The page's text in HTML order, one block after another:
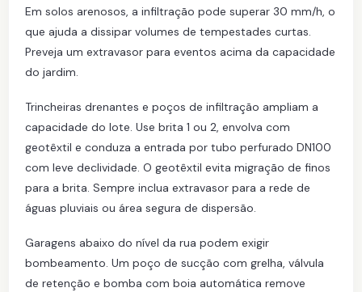
Em solos arenosos, a infiltração pode superar 30 mm/h, o
que ajuda a dissipar volumes de tempestades curtas.
Preveja um extravasor para eventos acima da capacidade
do jardim.
Trincheiras drenantes e poços de infiltração ampliam a
capacidade do lote. Use brita 1 ou 2, envolva com
geotêxtil e conduza a entrada por tubo perfurado DN100
com leve declividade. O geotêxtil evita migração de finos
para a brita. Sempre inclua extravasor para a rede de
águas pluviais ou área segura de dispersão.
Garagens abaixo do nível da rua podem exigir
bombeamento. Um poço de sucção com grelha, válvula
de retenção e bomba com boia automática remove